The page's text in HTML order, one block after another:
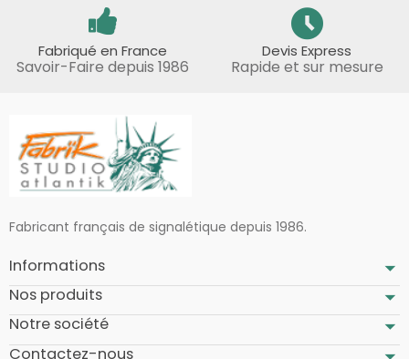
Fabriqué en France
Savoir-Faire depuis 1986
Devis Express
Rapide et sur mesure
Fabricant français de signalétique depuis 1986.
Informations
Nos produits
Notre société
Contactez-nous